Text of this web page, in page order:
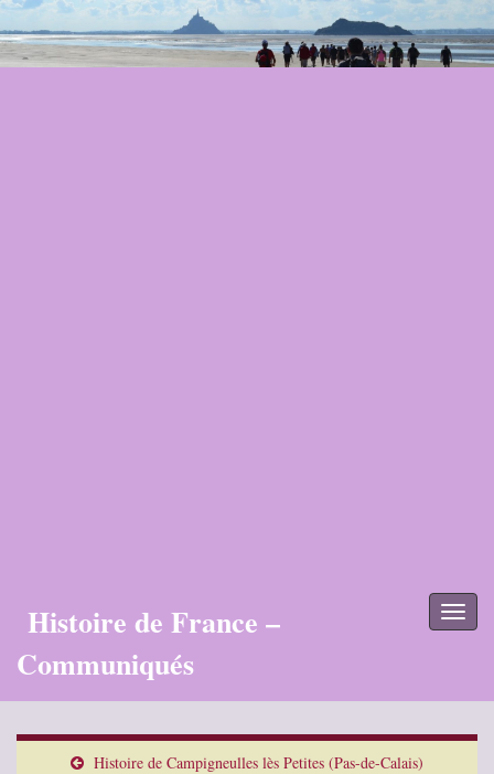
Histoire de France –
Communiqués
Histoire de Campigneulles lès Petites (Pas-de-Calais)